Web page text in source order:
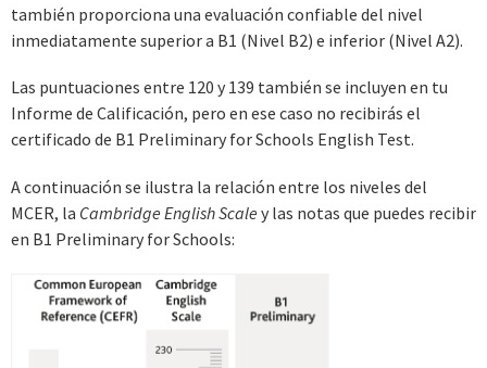
también proporciona una evaluación confiable del nivel
inmediatamente superior a B1 (Nivel B2) e inferior (Nivel A2).
Las puntuaciones entre 120 y 139 también se incluyen en tu
Informe de Calificación, pero en ese caso no recibirás el
certificado de B1 Preliminary for Schools English Test.
A continuación se ilustra la relación entre los niveles del
MCER, la Cambridge English Scale y las notas que puedes recibir
en B1 Preliminary for Schools: